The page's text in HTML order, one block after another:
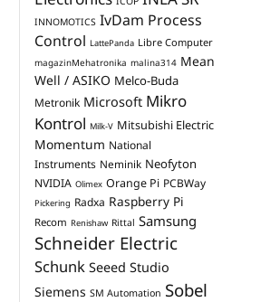
INNOMOTICS IvDam Process
Control LattePanda Libre Computer
magazinMehatronika malina314 Mean
Well / ASIKO Melco-Buda
Metronik Microsoft Mikro
Kontrol Milk-V Mitsubishi Electric
Momentum National
Instruments Neminik Neofyton
NVIDIA Olimex Orange Pi PCBWay
Pickering Radxa Raspberry Pi
Recom Renishaw Rittal Samsung
Schneider Electric
Schunk Seeed Studio
Siemens SM Automation Sobel